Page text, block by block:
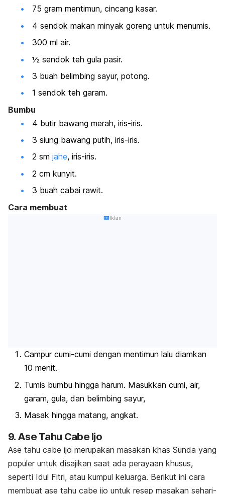
75 gram mentimun, cincang kasar.
4 sendok makan minyak goreng untuk menumis.
300 ml air.
½ sendok teh gula pasir.
3 buah belimbing sayur, potong.
1 sendok teh garam.
Bumbu
4 butir bawang merah, iris-iris.
3 siung bawang putih, iris-iris.
2 sm jahe, iris-iris.
2 cm kunyit.
3 buah cabai rawit.
Cara membuat
Iklan
Campur cumi-cumi dengan mentimun lalu diamkan
10 menit.
Tumis bumbu hingga harum. Masukkan cumi, air,
garam, gula, dan belimbing sayur,
Masak hingga matang, angkat.
9. Ase Tahu Cabe Ijo
Ase tahu cabe ijo merupakan masakan khas Sunda yang
populer untuk disajikan saat ada perayaan khusus,
seperti Idul Fitri, atau kumpul keluarga. Berikut ini cara
membuat ase tahu cabe ijo untuk resep masakan sehari-